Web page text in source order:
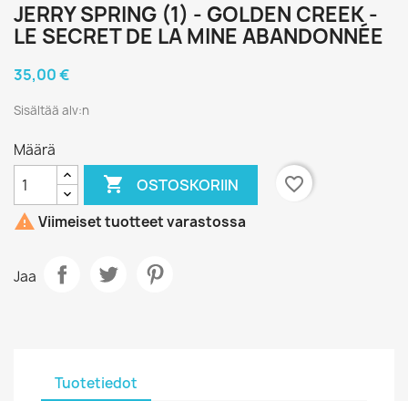
JERRY SPRING (1) - GOLDEN CREEK -
LE SECRET DE LA MINE ABANDONNÉE
35,00 €
Sisältää alv:n
Määrä
 OSTOSKORIIN
favorite_border
 Viimeiset tuotteet varastossa
Jaa
Tuotetiedot